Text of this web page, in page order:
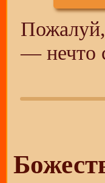
— нечто